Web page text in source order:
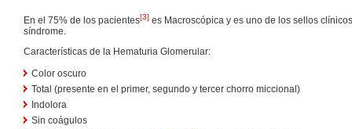
En el 75% de los pacientes[3] es Macroscópica y es uno de los sellos
síndrome.
Características de la Hematuria Glomerular:
Color oscuro
Total (presente en el primer, segundo y tercer chorro miccional)
Indolora
Sin coágulos